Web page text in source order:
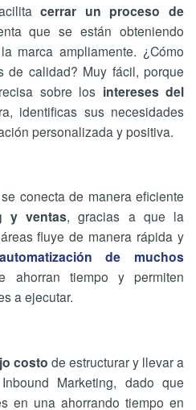
cerrar un proceso de
que se están obteniendo
marca ampliamente. ¿Cómo
de calidad? Muy fácil, porque
sobre los intereses del
identificas sus necesidades
personalizada y positiva.
conecta de manera eficiente
y ventas, gracias a que la
fluye de manera rápida y
automatización de muchos
ahorran tiempo y permiten
a ejecutar.
costo de estructurar y llevar a
Marketing, dado que
en una ahorrando tiempo en